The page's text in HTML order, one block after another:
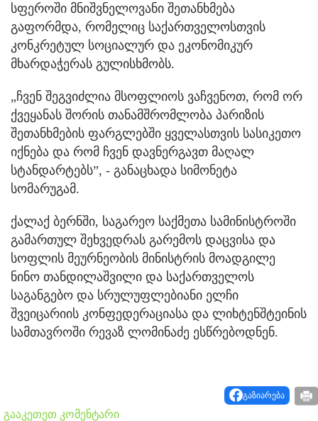
სფეროში მნიშვნელოვანი შეთანხმება
გაფორმდა, რომელიც საქართველოსთვის
კონკრეტულ სოციალურ და ეკონომიკურ
მხარდაჭერას გულისხმობს.
„ჩვენ შეგვიძლია მსოფლიოს ვაჩვენოთ, რომ ორ
ქვეყანას შორის თანამშრომლობა პარიზის
შეთანხმების ფარგლებში ყველასთვის სასიკეთო
იქნება და რომ ჩვენ დავნერგავთ მაღალ
სტანდარტებს”, - განაცხადა სიმონეტა
სომარუგამ.
ქალაქ ბერნში, საგარეო საქმეთა სამინისტროში
გამართულ შეხვედრას გარემოს დაცვისა და
სოფლის მეურნეობის მინისტრის მოადგილე
ნინო თანდილაშვილი და საქართველოს
საგანგებო და სრულუფლებიანი ელჩი
შვეიცარიის კონფედერაციასა და ლიხტენშტეინის
სამთავროში რევაზ ლომინაძე ესწრებოდნენ.
გაზიარება
გააკეთეთ კომენტარი